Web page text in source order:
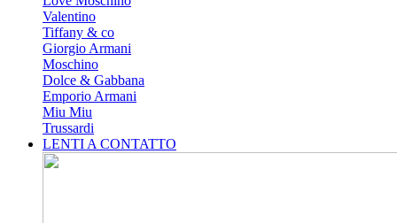
Valentino
Tiffany & co
Giorgio Armani
Moschino
Dolce & Gabbana
Emporio Armani
Miu Miu
Trussardi
LENTI A CONTATTO